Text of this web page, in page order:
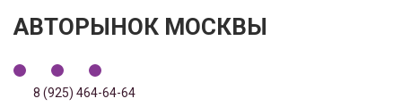
АВТОРЫНОК МОСКВЫ
8 (925) 464-64-64